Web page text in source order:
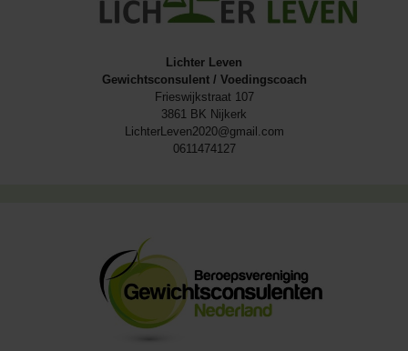
Lichter Leven
Gewichtsconsulent / Voedingscoach
Frieswijkstraat 107
3861 BK Nijkerk
LichterLeven2020@gmail.com
0611474127